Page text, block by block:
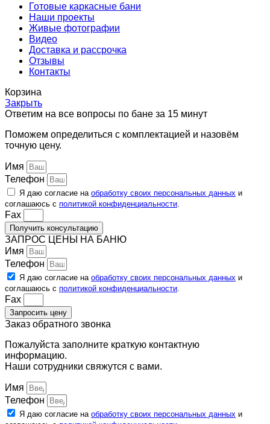
Готовые каркасные бани
Наши проекты
Живые фотографии
Видео
Доставка и рассрочка
Отзывы
Контакты
Корзина
Закрыть
Ответим на все вопросы по бане за 15 минут
Поможем определиться с комплектацией и назовём
точную цену.
Имя
Телефон
Я даю согласие на обработку своих персональных данных и
соглашаюсь с политикой конфиденциальности
Fax
Получить консультацию
ЗАПРОС ЦЕНЫ НА БАНЮ
Имя
Телефон
Я даю согласие на обработку своих персональных данных и
соглашаюсь с политикой конфиденциальности
Fax
Запросить цену
Заказ обратного звонка
Пожалуйста заполните краткую контактную
информацию.
Наши сотрудники свяжутся с вами.
Имя
Телефон
Я даю согласие на обработку своих персональных данных и